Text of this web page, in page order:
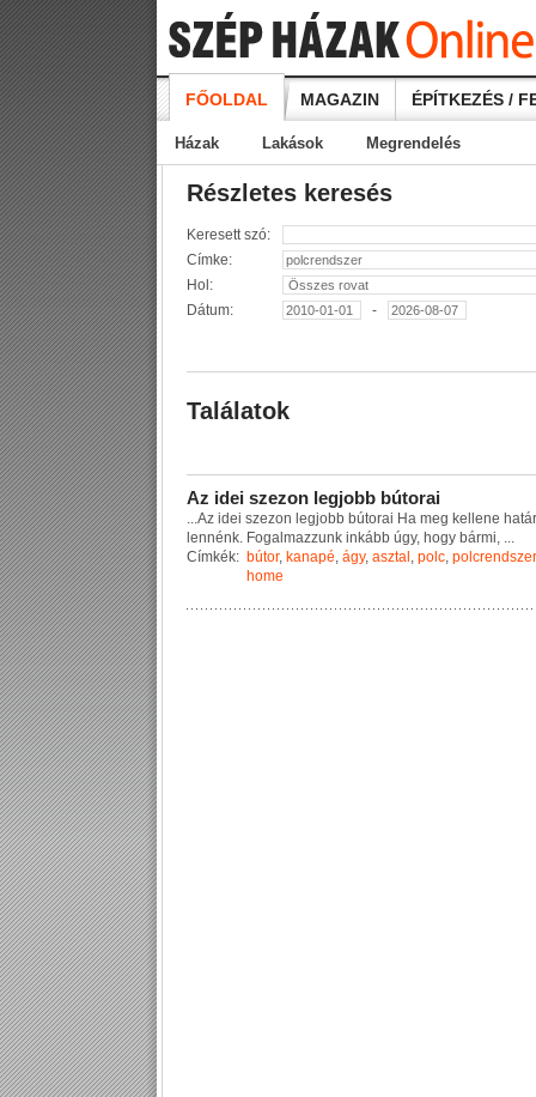
FŐOLDAL MAGAZIN ÉPÍTKEZÉS /
Házak Lakások Megrendelés
Részletes keresés
Keresett szó:
Címke:
Hol:
Dátum:
-
Találatok
Az idei szezon legjobb bútorai
...Az idei szezon egjobb bútorai Ha meg ke ene határ
ennén k. Foga mazzun k in kább úgy, hogy bármi, ...
Címkék: bútor, kanapé, ágy, asztal , polc, polcrendszer
home